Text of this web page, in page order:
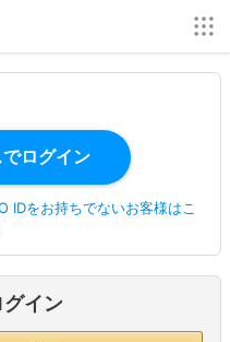
IDをお持ちでないお客様はこ
イン